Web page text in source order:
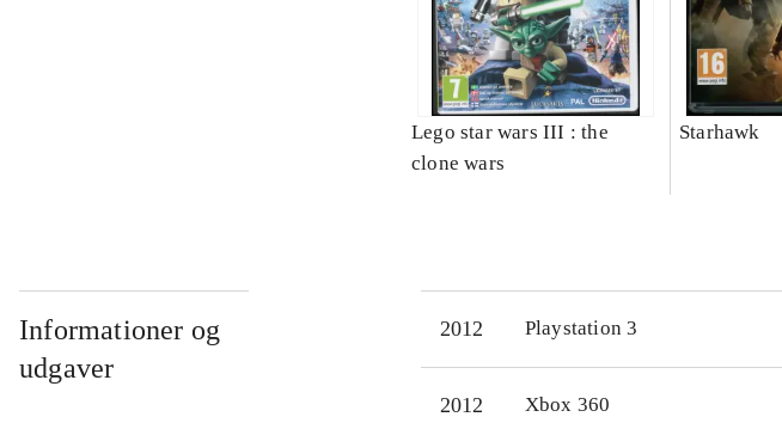
Lego star wars III : the
clone wars
Starhawk
Informationer og
udgaver
2012 Playstation 3
2012 Xbox 360